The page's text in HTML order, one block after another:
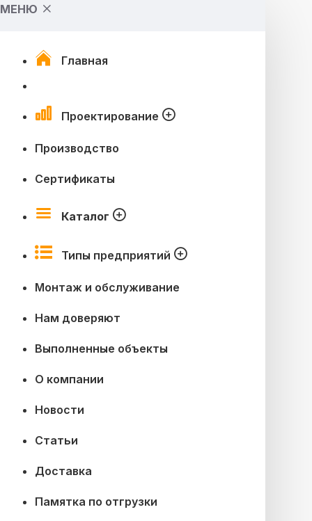
МЕНЮ
Главная
Проектирование
Производство
Сертификаты
Каталог
Типы предприятий
Монтаж и обслуживание
Нам доверяют
Выполненные объекты
О компании
Новости
Статьи
Доставка
Памятка по отгрузки